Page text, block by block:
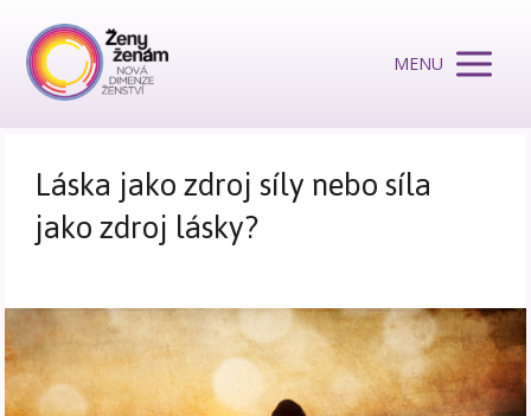
MENU
Láska jako zdroj síly nebo síla
jako zdroj lásky?